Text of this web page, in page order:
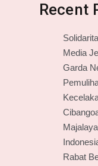
Recent
Media
Garda
Rabat